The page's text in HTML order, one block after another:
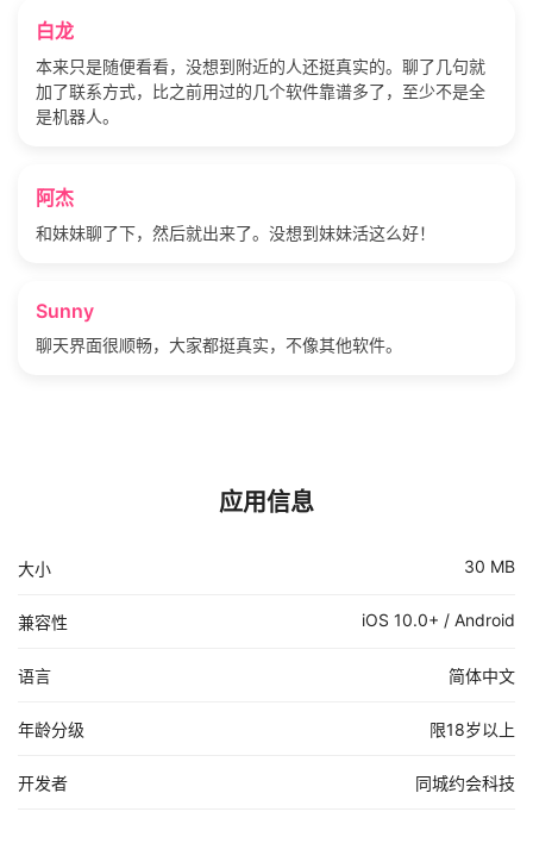
白龙
本来只是随便看看，没想到附近的人还挺真实的。聊了几句就
加了联系方式，比之前用过的几个软件靠谱多了，至少不是全
是机器人。
阿杰
和妹妹聊了下，然后就出来了。没想到妹妹活这么好！
Sunny
聊天界面很顺畅，大家都挺真实，不像其他软件。
应用信息
大小 30 MB
兼容性 iOS 10.0+ / Android
语言 简体中文
年龄分级 限18岁以上
开发者 同城约会科技